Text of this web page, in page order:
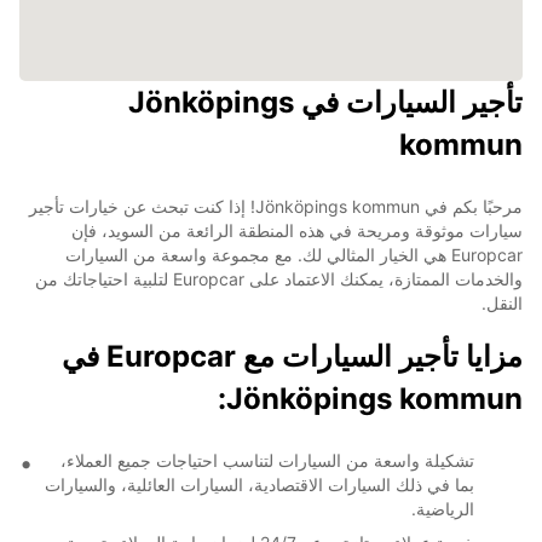
تأجير السيارات في Jönköpings
kommun
مرحبًا بكم في Jönköpings kommun! إذا كنت تبحث عن خيارات تأجير
سيارات موثوقة ومريحة في هذه المنطقة الرائعة من السويد، فإن
Europcar هي الخيار المثالي لك. مع مجموعة واسعة من السيارات
والخدمات الممتازة، يمكنك الاعتماد على Europcar لتلبية احتياجاتك من
النقل.
مزايا تأجير السيارات مع Europcar في
Jönköpings kommun:
تشكيلة واسعة من السيارات لتناسب احتياجات جميع العملاء،
بما في ذلك السيارات الاقتصادية، السيارات العائلية، والسيارات
الرياضية.